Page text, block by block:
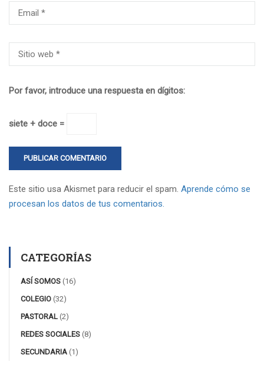
Por favor, introduce una respuesta en dígitos:
siete + doce =
Este sitio usa Akismet para reducir el spam. Aprende cómo se
procesan los datos de tus comentarios.
CATEGORÍAS
ASÍ SOMOS (16)
COLEGIO (32)
PASTORAL (2)
REDES SOCIALES (8)
SECUNDARIA (1)